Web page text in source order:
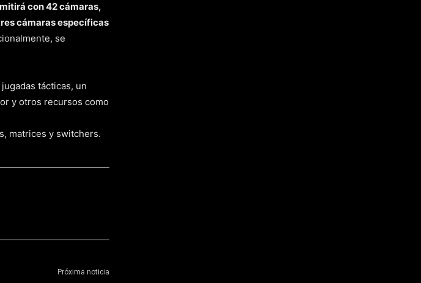
con 42 cámaras,
cámaras específicas
se
tácticas, un
y otros recursos como
matrices y switchers.
Próxima noticia